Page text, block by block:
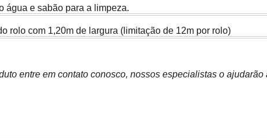
água e sabão para a limpeza.
rolo com 1,20m de largura (limitação de 12m por rolo)
entre em contato conosco, nossos especialistas o ajudarão